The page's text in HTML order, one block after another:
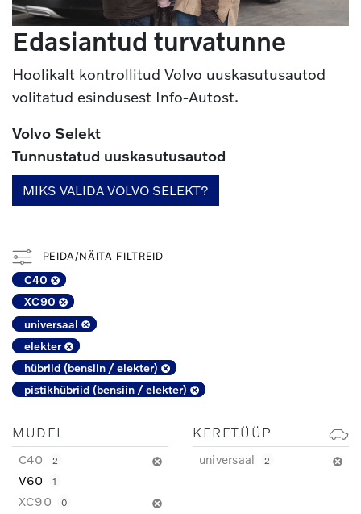
Edasiantud turvatunne
Hoolikalt kontrollitud Volvo uuskasutusautod
volitatud esindusest Info-Autost.
Volvo Selekt
Tunnustatud uuskasutusautod
MIKS VALIDA VOLVO SELEKT?
PEIDA/NÄITA FILTREID
C40
XC90
universaal
elekter
hübriid (bensiin / elekter)
pistikhübriid (bensiin / elekter)
MUDEL
C40 2
V60 1
XC90 0
KERETÜÜP
universaal 2